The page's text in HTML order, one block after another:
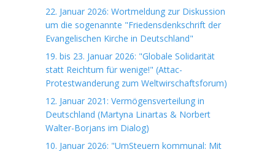
22. Januar 2026: Wortmeldung zur Diskussion
um die sogenannte "Friedensdenkschrift der
Evangelischen Kirche in Deutschland"
19. bis 23. Januar 2026: "Globale Solidarität
statt Reichtum für wenige!" (Attac-
Protestwanderung zum Weltwirschaftsforum)
12. Januar 2021: Vermögensverteilung in
Deutschland (Martyna Linartas & Norbert
Walter-Borjans im Dialog)
10. Januar 2026: "UmSteuern kommunal: Mit